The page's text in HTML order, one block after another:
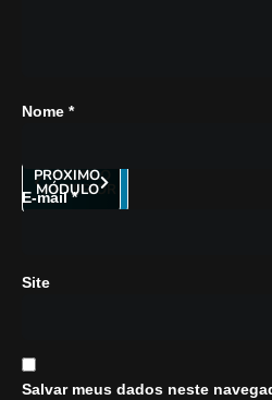
MÓDULO
ANTERIOR
PRÓXIMO
MÓDULO
Nome *
E-mail*
Site
Salvar meus dados neste